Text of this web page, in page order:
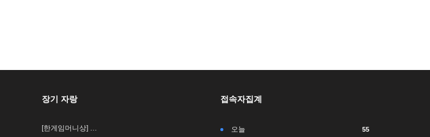
장기 자랑
[한​게임​머니​상] …
접속자집계
오늘 55